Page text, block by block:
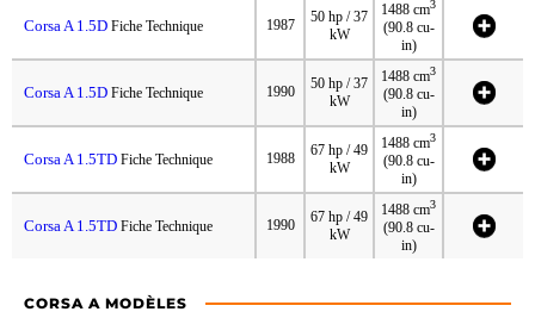
Corsa A 1.5D Fiche Technique 1987
50 hp / 37
kW
1488 cm3
(90.8 cu-
in)
Corsa A 1.5D Fiche Technique 1990
50 hp / 37
kW
1488 cm3
(90.8 cu-
in)
Corsa A 1.5TD Fiche Technique 1988
67 hp / 49
kW
1488 cm3
(90.8 cu-
in)
Corsa A 1.5TD Fiche Technique 1990
67 hp / 49
kW
1488 cm3
(90.8 cu-
in)
CORSA A MODÈLES